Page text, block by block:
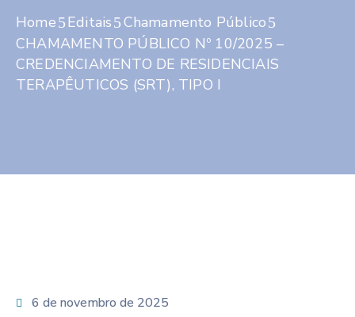
Home Editais
Chamamento Público
CHAMAMENTO PÚBLICO Nº 10/2025 –
CREDENCIAMENTO DE RESIDENCIAIS
TERAPÊUTICOS (SRT), TIPO I
6 de novembro de 2025